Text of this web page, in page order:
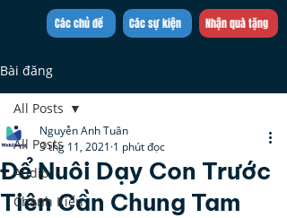
Trần Việt Quân
Các sự kiện
Các chủ đề Nhận quà tặng
Bài đăng
All Posts
Audio
Chánh Kiến
All Posts
Để Nuôi Dạy Con Trước
Tiên Cần Chung Tam
Nguyễn Anh Tuân
3 thg 11, 2021 1 phút đọc